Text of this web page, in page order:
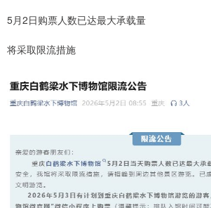
5月2日购票人数已达最大承载量
将采取限流措施